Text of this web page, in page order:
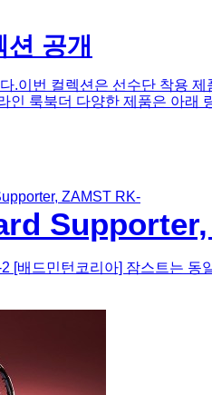
공개
.이번 컬렉션은 선수단 착용
인 룩북더 다양한 제품은 아
Supporter,
[배드민턴코리아] 잠스트는